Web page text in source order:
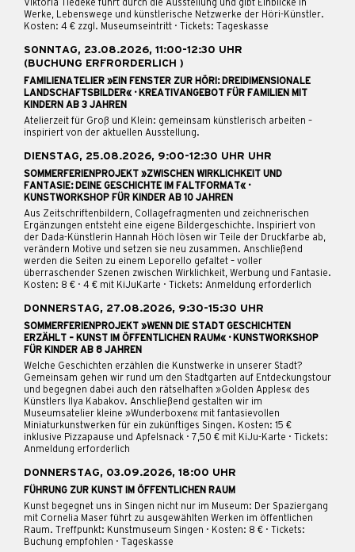
Viktoria Tiedeke führt durch die Ausstellung und gibt Einblicke in
Werke, Lebenswege und künstlerische Netzwerke der Höri-Künstler.
Kosten: 4 € zzgl. Museumseintritt · Tickets: Tageskasse
SONNTAG, 23.08.2026, 11:00-12:30 UHR
(BUCHUNG ERFRORDERLICH )
FAMILIENATELIER »EIN FENSTER ZUR HÖRI: DREIDIMENSIONALE
LANDSCHAFTSBILDER« · KREATIVANGEBOT FÜR FAMILIEN MIT
KINDERN AB 3 JAHREN
Atelierzeit für Groß und Klein: gemeinsam künstlerisch arbeiten –
inspiriert von der aktuellen Ausstellung.
DIENSTAG, 25.08.2026, 9:00-12:30 UHR UHR
SOMMERFERIENPROJEKT »ZWISCHEN WIRKLICHKEIT UND
FANTASIE: DEINE GESCHICHTE IM FALTFORMAT« ·
KUNSTWORKSHOP FÜR KINDER AB 10 JAHREN
Aus Zeitschriftenbildern, Collagefragmenten und zeichnerischen
Ergänzungen entsteht eine eigene Bildergeschichte. Inspiriert von
der Dada-Künstlerin Hannah Höch lösen wir Teile der Druckfarbe ab,
verändern Motive und setzen sie neu zusammen. Anschließend
werden die Seiten zu einem Leporello gefaltet – voller
überraschender Szenen zwischen Wirklichkeit, Werbung und Fantasie.
Kosten: 8 € · 4 € mit KiJuKarte · Tickets: Anmeldung erforderlich
DONNERSTAG, 27.08.2026, 9:30-15:30 UHR
SOMMERFERIENPROJEKT »WENN DIE STADT GESCHICHTEN
ERZÄHLT – KUNST IM ÖFFENTLICHEN RAUM« · KUNSTWORKSHOP
FÜR KINDER AB 8 JAHREN
Welche Geschichten erzählen die Kunstwerke in unserer Stadt?
Gemeinsam gehen wir rund um den Stadtgarten auf Entdeckungstour
und begegnen dabei auch den rätselhaften »Golden Apples« des
Künstlers Ilya Kabakov. Anschließend gestalten wir im
Museumsatelier kleine »Wunderboxen« mit fantasievollen
Miniaturkunstwerken für ein zukünftiges Singen. Kosten: 15 €
inklusive Pizzapause und Apfelsnack · 7,50 € mit KiJu-Karte · Tickets:
Anmeldung erforderlich
DONNERSTAG, 03.09.2026, 18:00 UHR
FÜHRUNG ZUR KUNST IM ÖFFENTLICHEN RAUM
Kunst begegnet uns in Singen nicht nur im Museum: Der Spaziergang
mit Cornelia Maser führt zu ausgewählten Werken im öffentlichen
Raum. Treffpunkt: Kunstmuseum Singen · Kosten: 8 € · Tickets:
Buchung empfohlen · Tageskasse